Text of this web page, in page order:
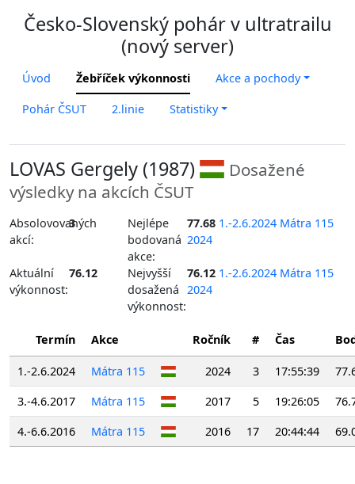
Česko-Slovenský pohár v ultratrailu
(nový server)
Úvod Žebříček výkonnosti Akce a pochody
Pohár ČSUT 2.linie Statistiky
LOVAS Gergely (1987)
Dosažené
výsledky na akcích ČSUT
Absolovovaných
akcí:
3
Nejlépe
bodovaná
akce:
77.68 1.-2.6.2024 Mátra 115
2024
Aktuální
výkonnost:
76.12
Nejvyšší
dosažená
výkonnost:
76.12 1.-2.6.2024 Mátra 115
2024
Termín Akce Ročník # Čas
1.-2.6.2024 Mátra 115 2024 3 17:55:39
3.-4.6.2017
Mátra 115 2017 5 19:26:05
4.-6.6.2016
Mátra 115 2016 17 20:44:44